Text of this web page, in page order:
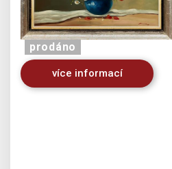
prodáno
více informací